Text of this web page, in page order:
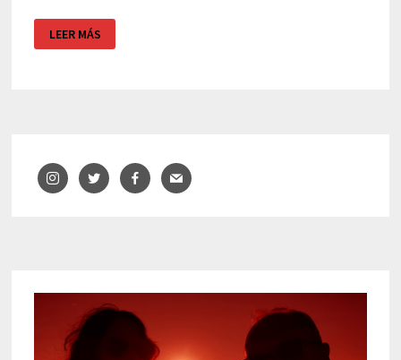
DOBLADORES
DE
LEER MÁS